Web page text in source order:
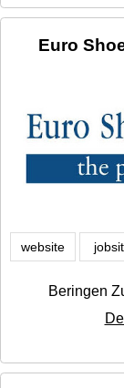
Euro
website
Beringen